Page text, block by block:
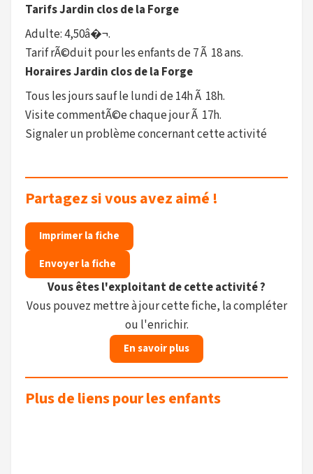
Tarifs Jardin clos de la Forge
Adulte: 4,50â�¬.
Tarif rÃ©duit pour les enfants de 7 Ã 18 ans.
Horaires Jardin clos de la Forge
Tous les jours sauf le lundi de 14h Ã 18h.
Visite commentÃ©e chaque jour Ã 17h.
Signaler un problème concernant cette activité
Partagez si vous avez aimé !
Imprimer la fiche
Envoyer la fiche
Vous êtes l'exploitant de cette activité ?
Vous pouvez mettre à jour cette fiche, la compléter
ou l'enrichir.
En savoir plus
Plus de liens pour les enfants